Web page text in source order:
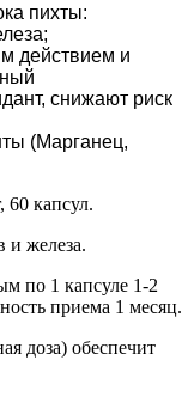
пихты:
действием и
снижают риск
(Марганец,
60 капсул.
и железа.
по 1 капсуле 1-2
приема 1 месяц.
доза) обеспечит